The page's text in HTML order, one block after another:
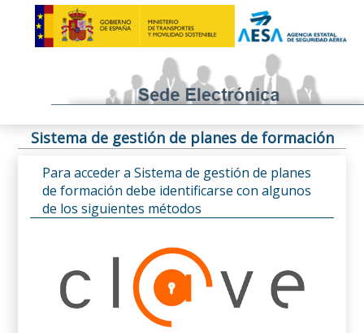
Sistema de gestión de planes de formación
Para acceder a Sistema de gestión de planes
de formación debe identificarse con algunos
de los siguientes métodos